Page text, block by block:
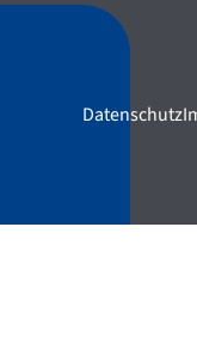
Datenschutz